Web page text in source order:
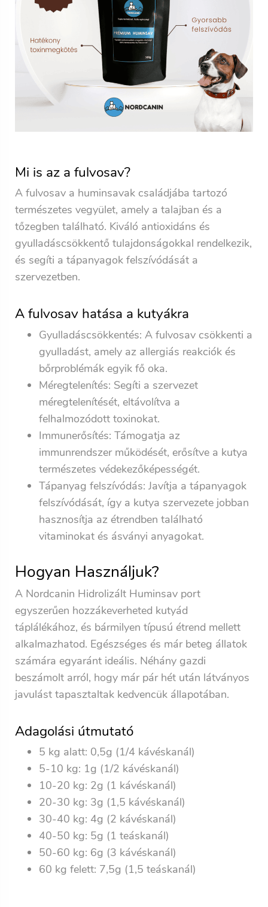
Mi is az a fulvosav?
A fulvosav a huminsavak családjába tartozó
természetes vegyület, amely a talajban és a
tőzegben található. Kiváló antioxidáns és
gyulladáscsökkentő tulajdonságokkal rendelkezik,
és segíti a tápanyagok felszívódását a
szervezetben.
A fulvosav hatása a kutyákra
Gyulladáscsökkentés: A fulvosav csökkenti a
gyulladást, amely az allergiás reakciók és
bőrproblémák egyik fő oka.
Méregtelenítés: Segíti a szervezet
méregtelenítését, eltávolítva a
felhalmozódott toxinokat.
Immunerősítés: Támogatja az
immunrendszer működését, erősítve a kutya
természetes védekezőképességét.
Tápanyag felszívódás: Javítja a tápanyagok
felszívódását, így a kutya szervezete jobban
hasznosítja az étrendben található
vitaminokat és ásványi anyagokat.
Hogyan Használjuk?
A Nordcanin Hidrolizált Huminsav port
egyszerűen hozzákeverheted kutyád
táplálékához, és bármilyen típusú étrend mellett
alkalmazhatod. Egészséges és már beteg állatok
számára egyaránt ideális. Néhány gazdi
beszámolt arról, hogy már pár hét után látványos
javulást tapasztaltak kedvencük állapotában.
Adagolási útmutató
5 kg alatt: 0,5g (1/4 kávéskanál)
5-10 kg: 1g (1/2 kávéskanál)
10-20 kg: 2g (1 kávéskanál)
20-30 kg: 3g (1,5 kávéskanál)
30-40 kg: 4g (2 kávéskanál)
40-50 kg: 5g (1 teáskanál)
50-60 kg: 6g (3 kávéskanál)
60 kg felett: 7,5g (1,5 teáskanál)